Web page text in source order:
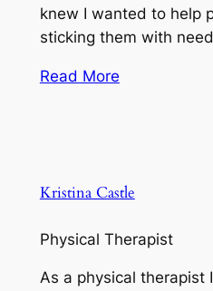
knew I wanted to help
sticking them with
Read More
Kristina Castle
Physical Therapist
As a physical therapist